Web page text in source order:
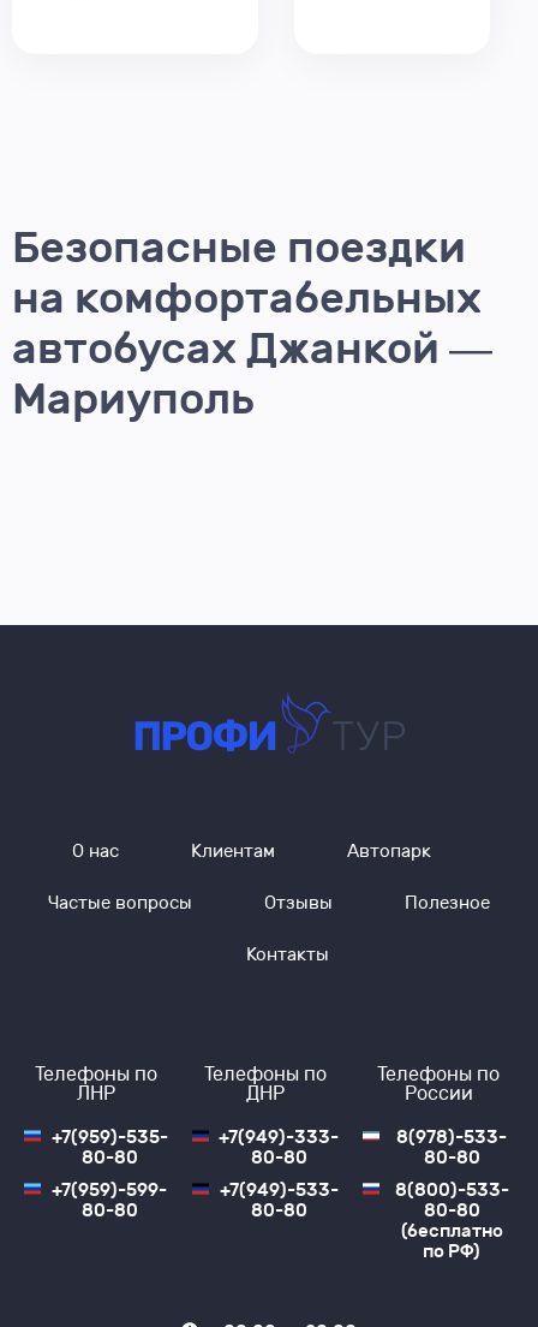
Безопасные поездки
на комфортабельных
автобусах Джанкой —
Мариуполь
Мариуполь, а также заказать обратный билет Мариуполь
Среднее время в пути — 7 ч. 35 м.
Места прибытия: «Брусничка»
Транспорт, курсирующий по этому направлению:
Стоимость билета на автобус Джанкой —
— нет данных
Едем через КПП: Чонгар.
Почему выбирают
надежного
перевозчика «Профи-
О нас Клиентам Автопарк
Частые вопросы Отзывы Полезное
Контакты
Телефоны по
ЛНР
+7(959)-535-
80-80
+7(959)-599-
80-80
Телефоны по
ДНР
+7(949)-333-
80-80
+7(949)-533-
80-80
Телефоны по
России
8(978)-533-
80-80
8(800)-533-
80-80
(бесплатно
по РФ)